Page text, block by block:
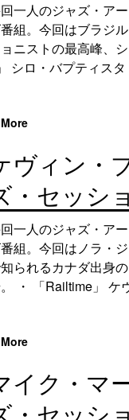
一人のジャズ・ア
組。今回はブラジ
ニストの最高峰、
シロ・バプティス
More
ヴィン・
・セッシ
一人のジャズ・ア
組。今回はノラ・
られるカナダ出身
・ 「Railtime」
More
イク・マ
・セッシ